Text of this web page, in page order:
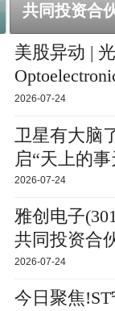
共同投资合
美股异动 |
点
2026-07-24
卫星有大脑
启“天上的
2026-07-24
雅创电子
共同投资合
2026-07-24
今日聚焦!ST